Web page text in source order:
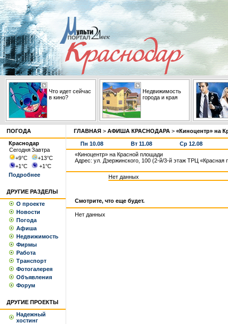
Что идет сейчас
в кино?
Недвижимость
города и края
ПОГОДА
Краснодар
СегодняЗавтра
+9°С +13°С
+1°С +1°С
Подробнее
ДРУГИЕ РАЗДЕЛЫ
О проекте
Новости
Погода
Афиша
Недвижимость
Фирмы
Работа
Транспорт
Фотогалерея
Объявления
Форум
ДРУГИЕ ПРОЕКТЫ
Надежный
хостинг
ГЛАВНАЯ > АФИША КРАСНОДАРА > «Киноцентр» на
Пн 10.08 Вт 11.08
Ср 12.08
«Киноцентр» на Красной площади
Адрес: ул. Дзержинского, 100 (2-й/3-й этаж ТРЦ «Красная
Нет данных
Смотрите, что еще будет.
Нет данных